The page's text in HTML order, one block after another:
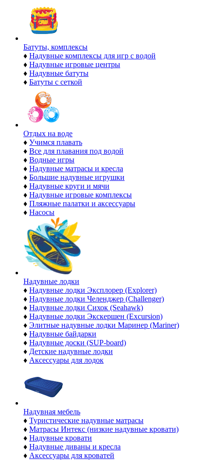
Батуты, комплексы
♦ Надувные комплексы для игр с водой
♦ Надувные игровые центры
♦ Надувные батуты
♦ Батуты с сеткой
Отдых на воде
♦ Учимся плавать
♦ Все для плавания под водой
♦ Водные игры
♦ Надувные матрасы и кресла
♦ Большие надувные игрушки
♦ Надувные круги и мячи
♦ Надувные игровые комплексы
♦ Пляжные палатки и аксессуары
♦ Насосы
Надувные лодки
♦ Надувные лодки Эксплорер (Explorer)
♦ Надувные лодки Челенджер (Challenger)
♦ Надувные лодки Сихок (Seahawk)
♦ Надувные лодки Экскершен (Excursion)
♦ Элитные надувные лодки Маринер (Mariner)
♦ Надувные байдарки
♦ Надувные доски (SUP-board)
♦ Детские надувные лодки
♦ Аксессуары для лодок
Надувная мебель
♦ Туристические надувные матрасы
♦ Матрасы Интекс (низкие надувные кровати)
♦ Надувные кровати
♦ Надувные диваны и кресла
♦ Аксессуары для кроватей